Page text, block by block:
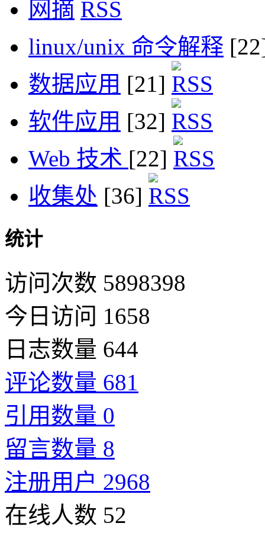
网摘
linux/unix 命令解释
数据应用 [21]
软件应用 [32]
Web 技术 [22]
收集处 [36]
统计
访问次数 5898398
今日访问 1658
日志数量 644
评论数量 681
引用数量 0
留言数量 8
注册用户 2968
在线人数 52